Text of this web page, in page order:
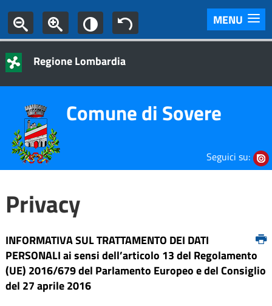
MENU
Regione Lombardia
Comune di Sovere
Seguici su:
Privacy
INFORMATIVA SUL TRATTAMENTO DEI DATI
PERSONALI ai sensi dell’articolo 13 del Regolamento
(UE) 2016/679 del Parlamento Europeo e del Consiglio
del 27 aprile 2016